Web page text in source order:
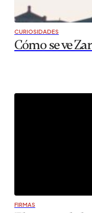
CURIOSIDADES
Cómo se ve
FIRMAS